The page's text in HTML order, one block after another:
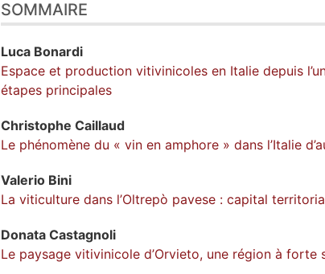
SOMMAIRE
Luca Bonardi
Espace et production vitivinicoles en Italie depuis
étapes principales
Christophe Caillaud
Le phénomène du « vin en amphore » dans l’Italie
Valerio Bini
La viticulture dans l’Oltrepò pavese : capital
Donata Castagnoli
Le paysage vitivinicole d’Orvieto, une région à